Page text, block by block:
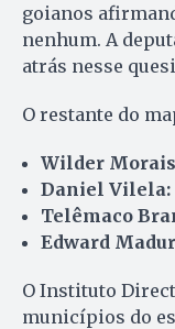
goianos
nenhum. A
atrás nesse
O restante do
Wilder
Daniel Vilela:
Telêmaco
Edward
O Instituto
municípios do